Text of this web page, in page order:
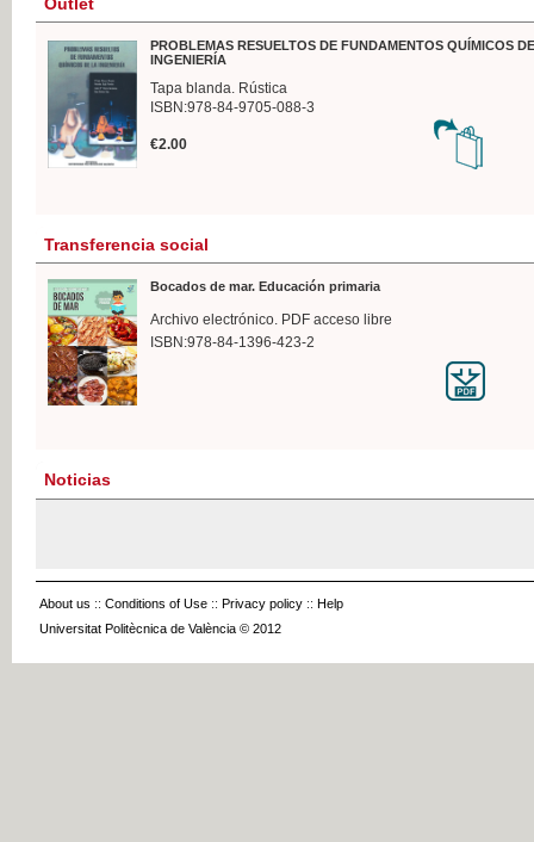
PROBLEMAS RESUELTOS DE FUNDAMENTOS QUÍMICOS
INGENIERÍA
Tapa blanda. Rústica
ISBN:978-84-9705-088-3
€2.00
Transferencia social
Bocados de mar. Educación primaria
Archivo electrónico. PDF acceso libre
ISBN:978-84-1396-423-2
Noticias
About us :: Conditions of Use :: Privacy policy :: Help
Universitat Politècnica de València © 2012